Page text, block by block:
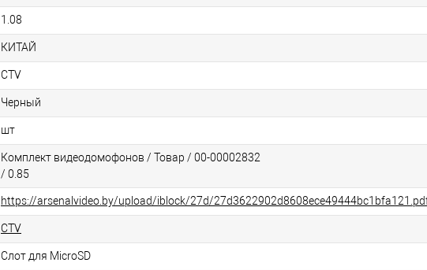
1.08
КИТАЙ
CTV
Черный
шт
Комплект видеодомофонов / Товар / 00-00002832
/ 0.85
https://arsenalvideo.by/upload/iblock/27d/
CTV
Слот для MicroSD